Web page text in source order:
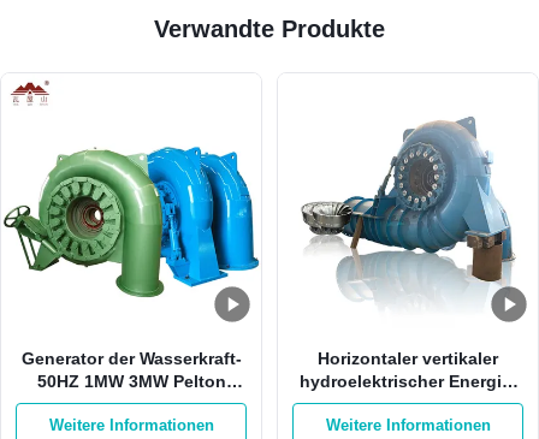
Verwandte Produkte
Generator der Wasserkraft-
50HZ 1MW 3MW Pelton
Francis Hydro Turbine
Weitere Informationen
Horizontaler vertikaler
hydroelektrischer Energie-
Faktor des Stromgenerator-
2000kw 0,8
Weitere Informationen